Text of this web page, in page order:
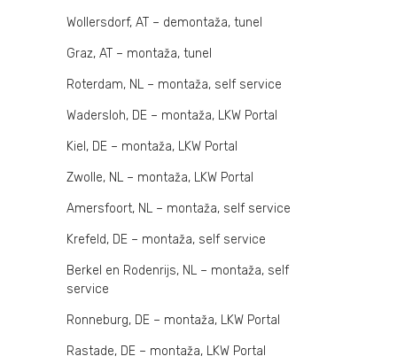
Wollersdorf, AT – demontaža, tunel
Graz, AT – montaža, tunel
Roterdam, NL – montaža, self service
Wadersloh, DE – montaža, LKW Portal
Kiel, DE – montaža, LKW Portal
Zwolle, NL – montaža, LKW Portal
Amersfoort, NL – montaža, self service
Krefeld, DE – montaža, self service
Berkel en Rodenrijs, NL – montaža, self
service
Ronneburg, DE – montaža, LKW Portal
Rastade, DE – montaža, LKW Portal